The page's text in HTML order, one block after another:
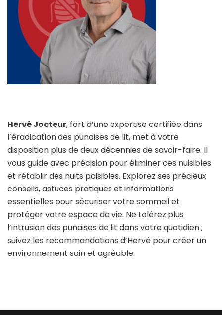
Hervé Jocteur, fort d’une expertise certifiée dans
l’éradication des punaises de lit, met à votre
disposition plus de deux décennies de savoir-faire. Il
vous guide avec précision pour éliminer ces nuisibles
et rétablir des nuits paisibles. Explorez ses précieux
conseils, astuces pratiques et informations
essentielles pour sécuriser votre sommeil et
protéger votre espace de vie. Ne tolérez plus
l’intrusion des punaises de lit dans votre quotidien ;
suivez les recommandations d’Hervé pour créer un
environnement sain et agréable.